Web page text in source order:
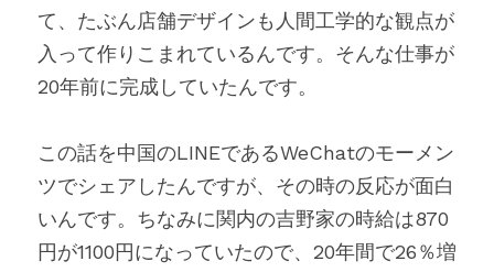
て、たぶん店舗デザインも人間工学的な観点が
入って作りこまれているんです。そんな仕事が
20年前に完成していたんです。
この話を中国のLINEであるWeChatのモーメン
ツでシェアしたんですが、その時の反応が面白
いんです。ちなみに関内の吉野家の時給は870
円が1100円になっていたので、20年間で26％増